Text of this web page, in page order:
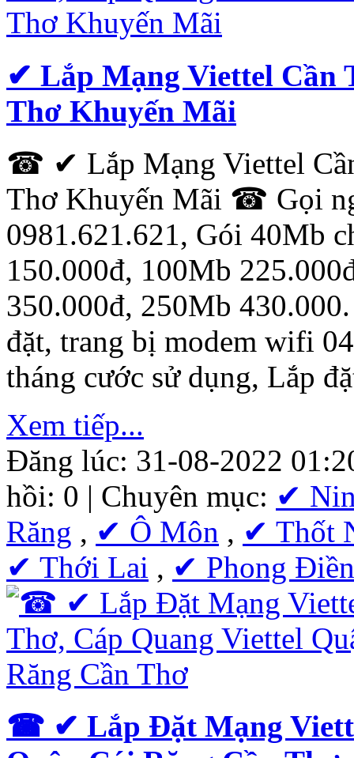
✔ Lắp Mạng Viettel Cần
Thơ Khuyến Mãi
☎ ✔ Lắp Mạng Viettel
Thơ Khuyến Mãi ☎ Gọi
0981.621.621, Gói 40Mb
150.000đ, 100Mb
350.000đ, 250Mb
đặt, trang bị modem wifi
tháng cước sử dụng, Lắp
Xem tiếp...
Đăng lúc: 31-08-2022
hồi: 0 | Chuyên mục: ✔
Răng , ✔ Ô Môn , ✔ Thốt
✔ Thới Lai , ✔ Phong Điền
☎ ✔‎ Lắp Đặt Mạng